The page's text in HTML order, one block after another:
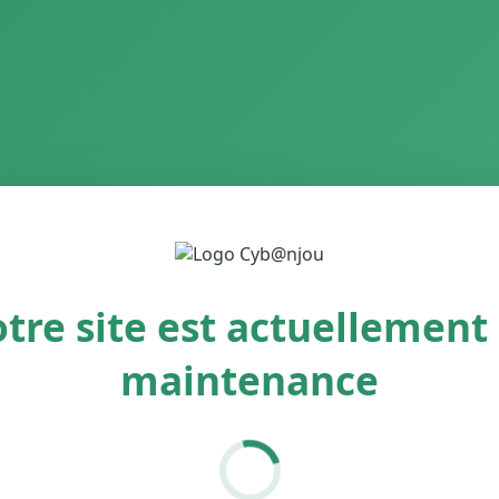
site est actuellement
maintenance